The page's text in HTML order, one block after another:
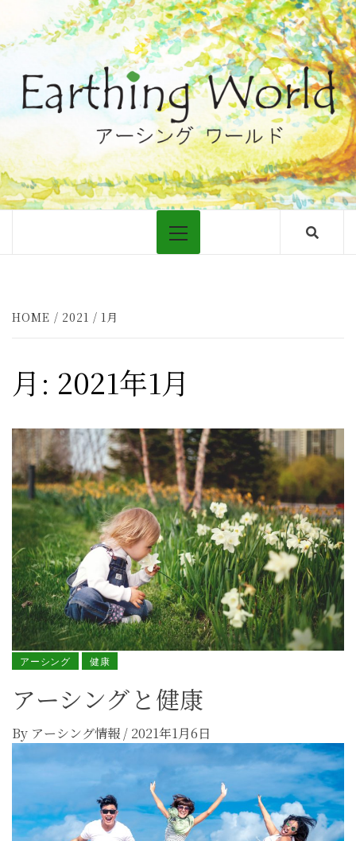
content
大地につながるアーシングについての情報
Primary
Menu
HOME 2021 1月
月: 2021年1月
アーシング 健康
アーシングと健康
By アーシング情報 / 2021年1月6日